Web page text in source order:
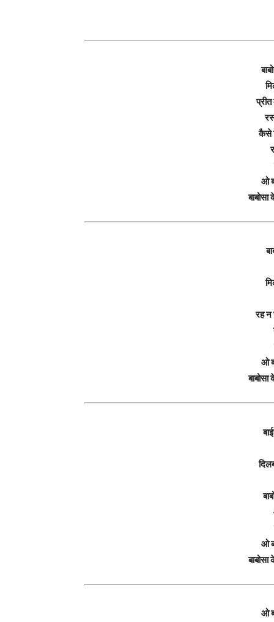
कैसे
ओ
रह
ओ
ओ
ओ